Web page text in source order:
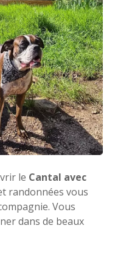
le Cantal avec
randonnées vous
Vous
dans de beaux